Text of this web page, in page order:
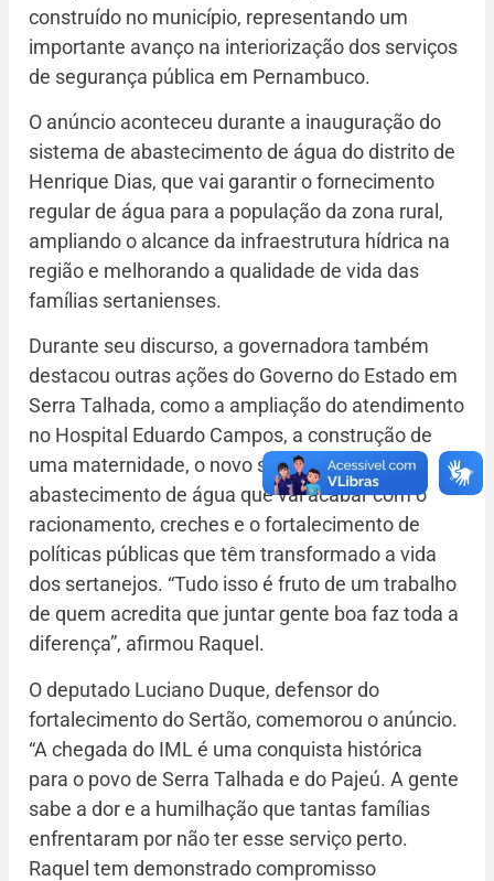
construído no município, representando um
importante avanço na interiorização dos serviços
de segurança pública em Pernambuco.
O anúncio aconteceu durante a inauguração do
sistema de abastecimento de água do distrito de
Henrique Dias, que vai garantir o fornecimento
regular de água para a população da zona rural,
ampliando o alcance da infraestrutura hídrica na
região e melhorando a qualidade de vida das
famílias sertanienses.
Durante seu discurso, a governadora também
destacou outras ações do Governo do Estado em
Serra Talhada, como a ampliação do atendimento
no Hospital Eduardo Campos, a construção de
uma maternidade, o novo sistema de
abastecimento de água que vai acabar com o
racionamento, creches e o fortalecimento de
políticas públicas que têm transformado a vida
dos sertanejos. “Tudo isso é fruto de um trabalho
de quem acredita que juntar gente boa faz toda a
diferença”, afirmou Raquel.
O deputado Luciano Duque, defensor do
fortalecimento do Sertão, comemorou o anúncio.
“A chegada do IML é uma conquista histórica
para o povo de Serra Talhada e do Pajeú. A gente
sabe a dor e a humilhação que tantas famílias
enfrentaram por não ter esse serviço perto.
Raquel tem demonstrado compromisso